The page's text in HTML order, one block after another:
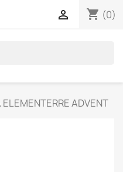
shopping_cart (0)

ADVENT